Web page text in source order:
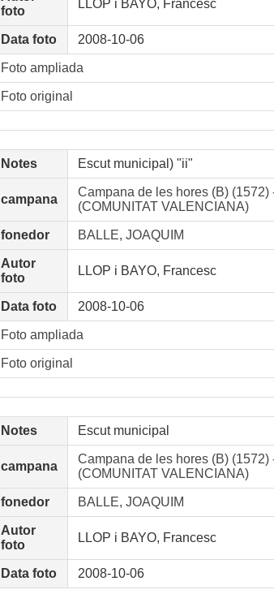
foto
LLOP i BAYO, Francesc
Data foto 2008-10-06
Foto ampliada
Foto original
Notes Escut municipal) "ii"
campana
Campana de les hores (B)
(COMUNITAT VALENCIANA)
fonedor BALLE, JOAQUIM
Autor
foto
LLOP i BAYO, Francesc
Data foto 2008-10-06
Foto ampliada
Foto original
Notes Escut municipal
campana
Campana de les hores (B)
(COMUNITAT VALENCIANA)
fonedor BALLE, JOAQUIM
Autor
foto
LLOP i BAYO, Francesc
Data foto 2008-10-06